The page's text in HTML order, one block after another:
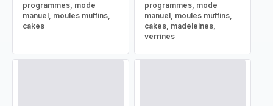
programmes, mode
manuel, moules muffins,
cakes
programmes, mode
manuel, moules muffins,
cakes, madeleines,
verrines